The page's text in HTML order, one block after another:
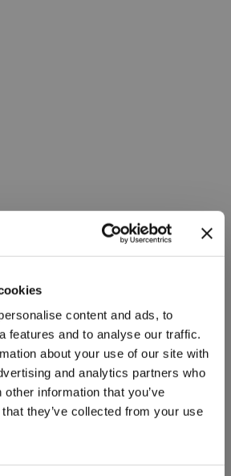
content and ads, to
features and to analyse our traffic.
about your use of our site with
and analytics partners who
information that you’ve
they’ve collected from your use